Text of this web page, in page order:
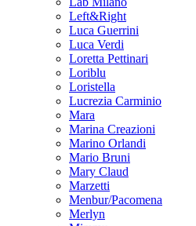
Left&Right
Luca Guerrini
Luca Verdi
Loretta Pettinari
Loriblu
Loristella
Lucrezia Carminio
Mara
Marina Creazioni
Marino Orlandi
Mario Bruni
Mary Claud
Marzetti
Menbur/Pacomena
Merlyn